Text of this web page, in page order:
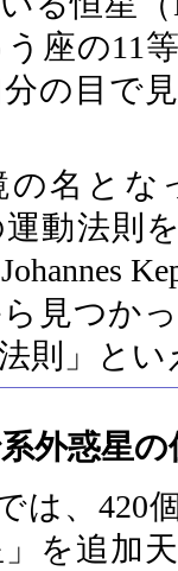
座の11
の目で
の名とな
動法則
見つか
則」と
外惑星の
は、420
を追加